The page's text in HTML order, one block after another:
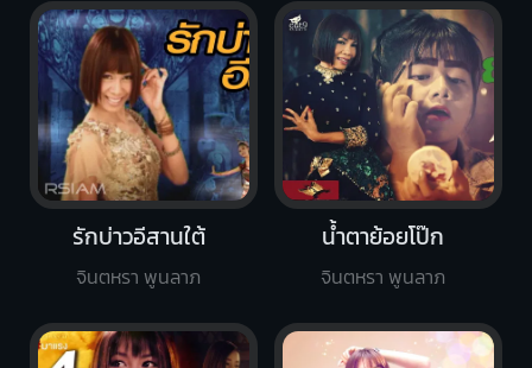
รักบ่าวอีสานใต้
จินตหรา พูนลาภ
น้ำตาย้อยโป๊ก
จินตหรา พูนลาภ